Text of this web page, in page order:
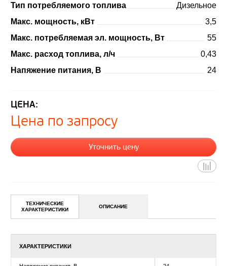
Тип потребляемого топлива
Дизельное
Макс. мощность, кВт
3,5
Макс. потребляемая эл. мощность, Вт
55
Макс. расход топлива, л/ч
0,43
Напяжение питания, В
24
ЦЕНА:
Цена по запросу